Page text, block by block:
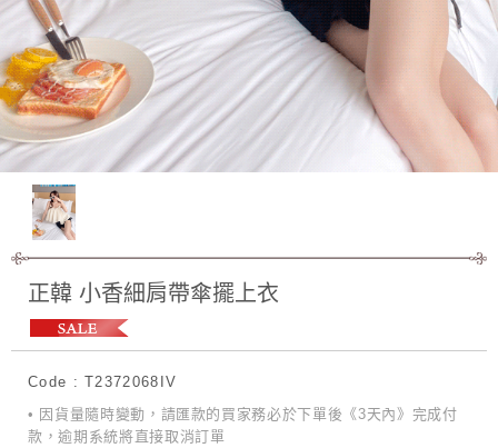
正韓 小香細肩帶傘擺上衣
Code : T2372068IV
• 因貨量隨時變動，請匯款的買家務必於下單後《3天內》完成付
款，逾期系統將直接取消訂單